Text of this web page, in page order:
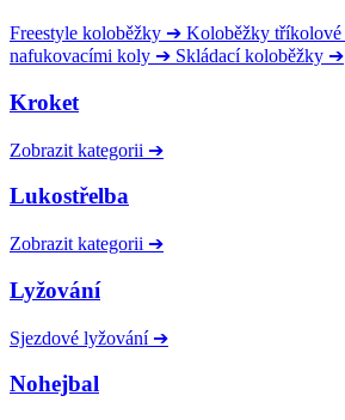
Freestyle koloběžky ➔ Koloběžky tříkolové
nafukovacími koly ➔ Skládací koloběžky ➔
Kroket
Zobrazit kategorii ➔
Lukostřelba
Zobrazit kategorii ➔
Lyžování
Sjezdové lyžování ➔
Nohejbal